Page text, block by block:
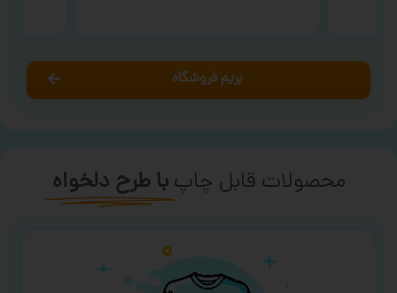
بریم فروشگاه
محصولات قابل چاپ با طرح دلخواه